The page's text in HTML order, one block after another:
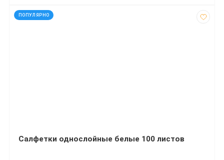
ПОПУЛЯРНО
код: 28349
Салфетки однослойные белые 100 листов